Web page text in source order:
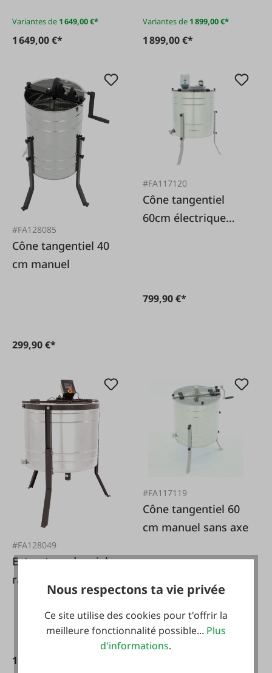
Variantes de 1 649,00 €*
1 649,00 €*
Variantes de 1 899,00 €*
1 899,00 €*
#FA128085
Cône tangentiel 40
cm manuel
299,90 €*
#FA117120
Cône tangentiel
60cm électrique
799,90 €*
#FA128049
Extracteur de miel
radial 72cm,
électrique
1 499,00 €*
#FA117119
Cône tangentiel 60
cm manuel sans axe
549,90 €*
Nous respectons ta vie privée
Ce site utilise des cookies pour t'offrir la
meilleure fonctionnalité possible... Plus
d'informations.